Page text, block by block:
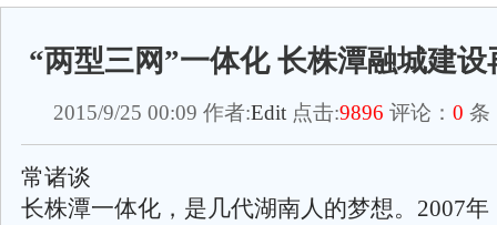
“两型三网”一体化 长株潭融城建
2015/9/25 00:09 作者:Edit 点击:9896 评论： 0 条
常诸谈
长株潭一体化，是几代湖南人的梦想。2007